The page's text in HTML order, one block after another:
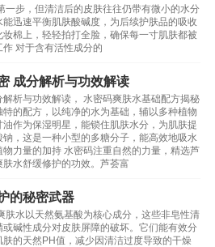
一步，但清洁后的皮肤往往仍带有微小的水分
迅速平衡肌肤酸碱度，为后续护肤品的吸收
棉上，轻轻拍打全脸，确保每一寸肌肤都被
对于含有活性成分的
成分解析与功效解读
析与功效解读， 水密码爽肤水基础配方揭秘
特的配方，以纯净的水为基础，辅以多种植物
作为保湿明星，能锁住肌肤水分，为肌肤提
，这是一种小型的多糖分子，能高效地吸水
力量的加持 水密码注重自然的力量，精选芦
水舒缓修护的功效。芦荟富
的秘密武器
肤水以天然氨基酸为核心成分，这些非皂性清
碱性成分对皮肤屏障的破坏。它们能有效分
的天然PH值，减少因清洁过度导致的干燥